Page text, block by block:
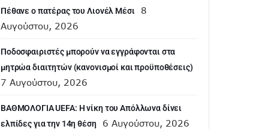
Πέθανε ο πατέρας του Λιονέλ Μέσι
8
Αυγούστου, 2026
Ποδοσφαιριστές μπορούν να εγγράφονται στα
μητρώα διαιτητών (κανονισμοί και προϋποθέσεις)
7 Αυγούστου, 2026
ΒΑΘΜΟΛΟΓΙΑ UEFA: Η νίκη του Απόλλωνα δίνει
ελπίδες για την 14η θέση
6 Αυγούστου, 2026